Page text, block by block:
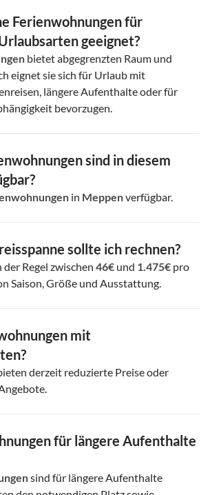
Ferienwohnungen für
geeignet?
bietet abgegrenzten Raum und
eignet sie sich für Urlaub mit
längere Aufenthalte oder für
bevorzugen.
sind in diesem
in Meppenverfügbar.
sollte ich rechnen?
Regel zwischen 46€ und 1.475€ pro
Saison, Größe und Ausstattung.
mit
derzeit reduzierte Preise oder
für längere Aufenthalte
sind für längere Aufenthalte